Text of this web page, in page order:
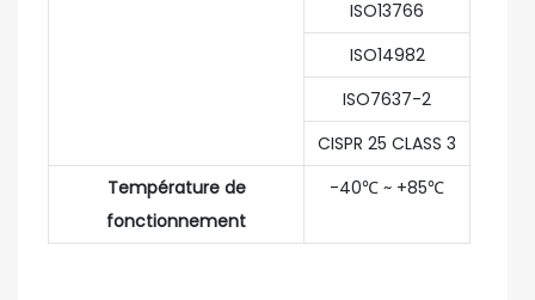
ISO13766
ISO14982
ISO7637-2
CISPR 25 CLASS 3
Température de
fonctionnement
-40℃ ~ +85℃